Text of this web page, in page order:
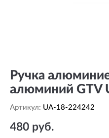
Ручка
алюминий GTV
Артикул: UA-18-224242
480 руб.